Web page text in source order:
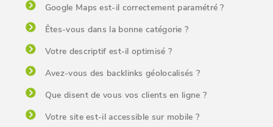
Google Maps est-il correctement paramétré ?
Êtes-vous dans la bonne catégorie ?
Votre descriptif est-il optimisé ?
Avez-vous des backlinks géolocalisés ?
Que disent de vous vos clients en ligne ?
Votre site est-il accessible sur mobile ?